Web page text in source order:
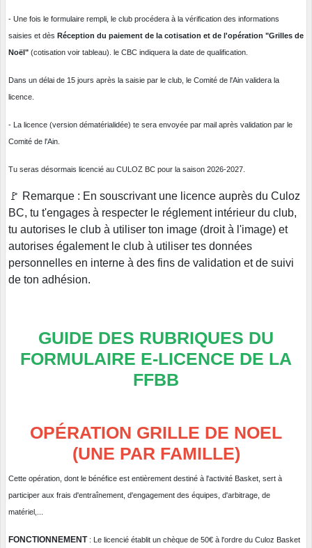
- Une fois le formulaire rempli, le club procédera à la vérification des informations
saisies et dès Réception du paiement de la cotisation et de l'opération "Grilles de
Noël" (cotisation voir tableau). le CBC indiquera la date de qualification.
Dans un délai de 15 jours après la saisie par le club, le Comité de l'Ain validera la
licence.
- La licence (version dématérialidée) te sera envoyée par mail après validation par le
Comité de l'Ain.
Tu seras désormais licencié au CULOZ BC pour la saison 2026-2027.
🚩 Remarque : En souscrivant une licence auprès du Culoz
BC, tu t'engages à respecter le réglement intérieur du club,
tu autorises le club à utiliser ton image (droit à l'image) et
autorises également le club à utiliser tes données
personnelles en interne à des fins de validation et de suivi
de ton adhésion.
GUIDE DES RUBRIQUES DU
FORMULAIRE E-LICENCE DE LA
FFBB
OPÉRATION GRILLE DE NOEL
(UNE PAR FAMILLE)
Cette opération, dont le bénéfice est entièrement destiné à l'activité Basket, sert à
participer aux frais d'entraînement, d'engagement des équipes, d'arbitrage, de
matériel,...
FONCTIONNEMENT : Le licencié établit un chèque de 50€ à l'ordre du Culoz Basket